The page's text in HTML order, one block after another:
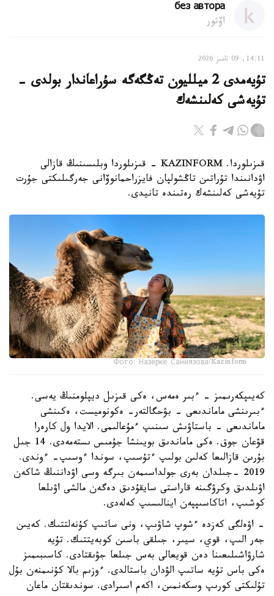
без автора
اۆتور
14:11, 09 تامىز 2026
تۇيەمدى 2 ميلليون تەڭگەگە سۇراعاندار بولدى -
تۇيەشى كەلىنشەك
قىزىلوردا. KAZINFORM - قىزىلوردا وبلىسىنىڭ قازالى
اۋدانىندا تۇراتىن تاڭشولپان فايزراحمانوۆانى جەرگىلىكتى جۇرت
تۇيەشى كەلىنشەك رەتىندە تانيدى.
Фото: Назерке Саниязова/Kazinform
كەيىپكەرىمىز - ءبىر ەمەس، ەكى قىزىل ديپلومنىڭ يەسى.
ءبىرىنشى ماماندىعى - بۋحگالتەر- ەكونوميست، ەكىنشى
ماماندىعى - باستاۋىش سىنىپ ءمۇعالىمى. الايدا ول كارەرا
قۋعان جوق. ەكى ماماندىق بويىنشا جۇمىس ىستەمەدى. 14 جىل
بۇرىن قازالىعا كەلىن بولىپ ءتۇسىپ، سوندا ءوسىپ- ءوندى.
2019 -جىلدان بەرى جولداسىمەن بىرگە وسى اۋداننىڭ شاكەن
اۋىلدىق وكرۋگىنە قاراستى سايقۇدىق دەگەن مالشى اۋىلعا
كوشىپ، اتاكاسىپپەن اينالىسىپ كەلەدى.
- اۋەلگى كەزدە ءشوپ شاۋىپ، ونى ساتىپ كۇنەلتتىك. كەيىن
جەر الىپ، قوي، سيىر، جىلقى باسىن كوبەيتتىك. تۇيە
شارۋاشىلىعىنا دەن قويعالى بەس جىلعا جۋىقتادى. كاسىبىمىز
ەكى باس تۇيە ساتىپ الۋدان باستالدى. ءوزىم بالا كۇنىمنەن بۇل
تۇلىكتى كورىپ وسكەنمىن، اكەم اسىرادى. سوندىقتان ماعان